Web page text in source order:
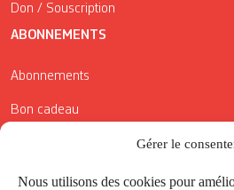
Gérer le
Nous utilisons des cookies pour
Don / Souscription
ABONNEMENTS
Abonnements
Bon cadeau
Conditions générales de vente
Réductions de la Carte Côté Courrier